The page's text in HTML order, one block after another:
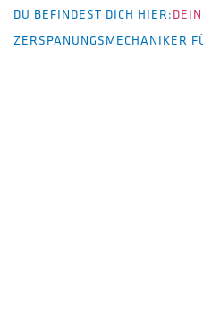
DU BEFINDEST DICH HIER:
ZERSPANUNGSMECHANIKER